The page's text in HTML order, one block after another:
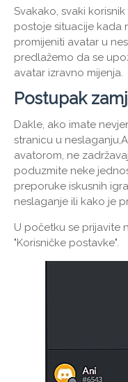
Svakako, svaki
postoje situacije kada
promijeniti avatar u
predlažemo da se
avatar izravno mijenja.
Postupak
Dakle, ako imate
stranicu u
avatorom, ne
poduzmite neke
preporuke iskusnih
neslaganje ili kako je
U početku se prijavite
"Korisničke postavke".